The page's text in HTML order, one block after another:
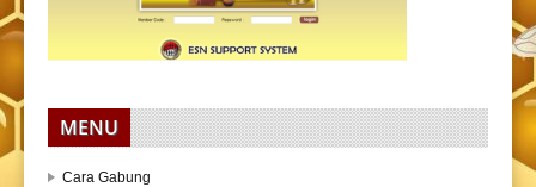
MENU
Cara Gabung